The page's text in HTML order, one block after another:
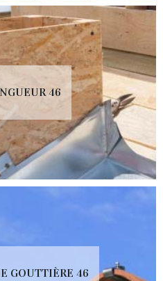
46
GOUTTIÈRE 46